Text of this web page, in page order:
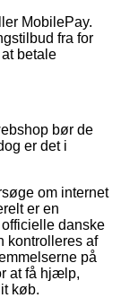
MobilePay.
fra for
betale
bør de
er det i
om internet
er en
danske
kontrolleres af
på
at få hjælp,
køb.